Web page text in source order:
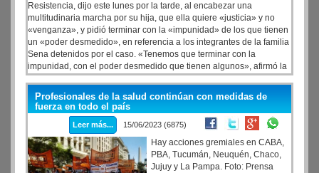
Resistencia, dijo este lunes por la tarde, al encabezar una
multitudinaria marcha por su hija, que ella quiere «justicia» y no
«venganza», y pidió terminar con la «impunidad» de los que tienen
un «poder desmedido», en referencia a los integrantes de la familia
Sena detenidos por el caso. «Tenemos que terminar con la
impunidad, con el poder desmedido que tienen algunos», afirmó la
mujer ante unas tres mil personas reunidas en la plaza 25 de Mayo
de la capital chaqueña y aclaró: «Yo quiero justicia, no quiero
venganza.»
Profesionales de la salud continúan con medidas de
fuerza en todo el país
Leer más... 15/06/2023 (6875)
Hay acciones gremiales en CABA,
PBA, Tucumán, Neuquén, Chaco,
Jujuy y La Pampa. Foto: Prensa